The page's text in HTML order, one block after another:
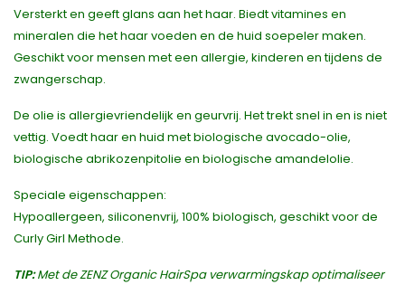
Versterkt en geeft glans aan het haar. Biedt vitamines en
mineralen die het haar voeden en de huid soepeler maken.
Geschikt voor mensen met een allergie, kinderen en tijdens de
zwangerschap.
De olie is allergievriendelijk en geurvrij. Het trekt snel in en is niet
vettig. Voedt haar en huid met biologische avocado-olie,
biologische abrikozenpitolie en biologische amandelolie.
Speciale eigenschappen:
Hypoallergeen, siliconenvrij, 100% biologisch, geschikt voor de
Curly Girl Methode.
TIP:Met de ZENZ Organic HairSpa verwarmingskap optimaliseer